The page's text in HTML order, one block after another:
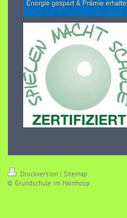
Druckversion | Sitemap
© Grundschule im Hainhoop